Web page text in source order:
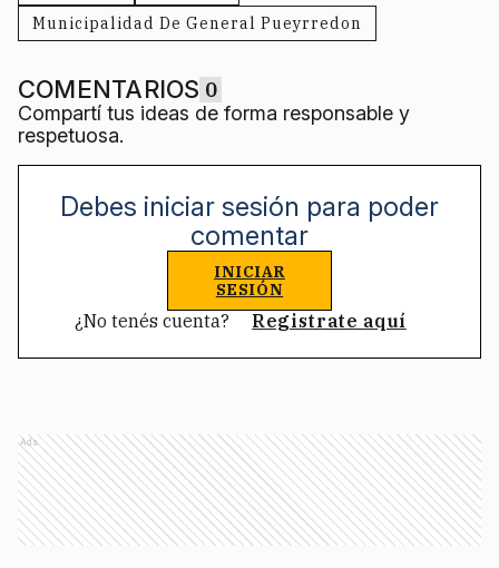
Municipalidad De General Pueyrredon
COMENTARIOS 0
Compartí tus ideas de forma responsable y
respetuosa.
Debes iniciar sesión para poder
comentar
INICIAR
SESIÓN
¿No tenés cuenta? Registrate aquí
Ads